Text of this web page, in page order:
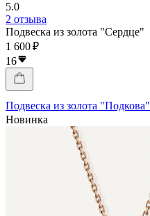
5.0
2 отзыва
Подвеска из золота "Сердце"
1 600 ₽
16
Подвеска из золота "Подкова"
Новинка